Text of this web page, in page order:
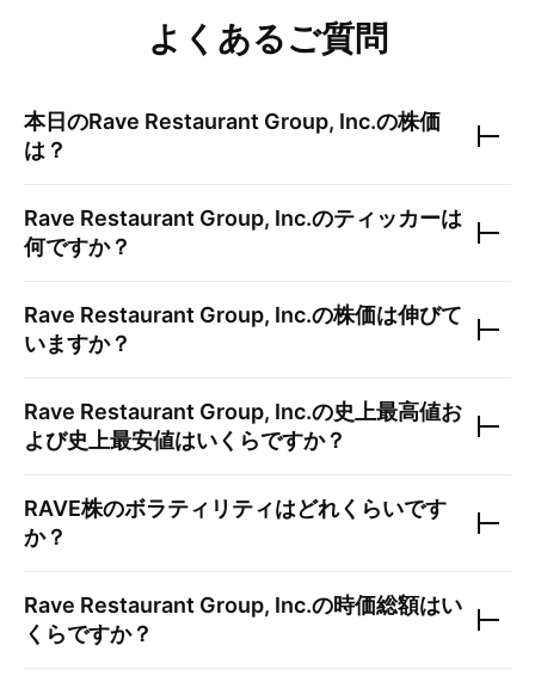
よくあるご質問
本日のRave Restaurant Group, Inc.の株価
は？
Rave Restaurant Group, Inc.のティッカーは
何ですか？
Rave Restaurant Group, Inc.の株価は伸びて
いますか？
Rave Restaurant Group, Inc.の史上最高値お
よび史上最安値はいくらですか？
RAVE株のボラティリティはどれくらいです
か？
Rave Restaurant Group, Inc.の時価総額はい
くらですか？